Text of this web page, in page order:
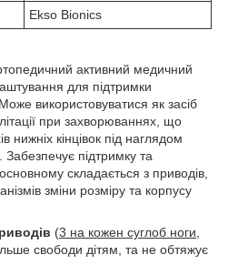
Ekso Bionics
активний медичний
для підтримки
Може використовуватися як засіб
при захворюваннях, що
нижніх кінцівок під наглядом
Забезпечує підтримку та
складається з приводів,
зміни розміру та корпусу
(3 на кожен суглоб ноги,
свободи дітям, та не обтяжує